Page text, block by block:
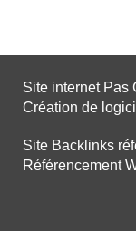
Site internet Pas
Création de
Site Backlinks
Référencement